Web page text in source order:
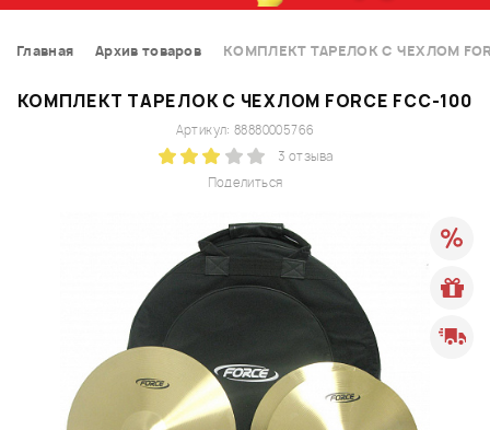
Главная Архив товаров КОМПЛЕКТ ТАРЕЛОК С ЧЕХЛОМ
КОМПЛЕКТ ТАРЕЛОК С ЧЕХЛОМ FORCE FCC-100
Поделиться
Артикул: 88880005766
3 отзыва